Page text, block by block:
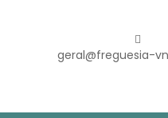
geral@freguesia-